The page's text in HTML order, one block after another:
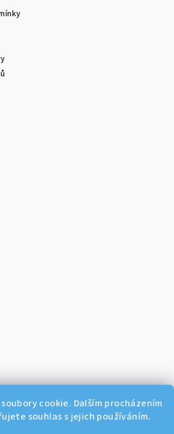
cookie. Dalším procházením
souhlas s jejich používáním.